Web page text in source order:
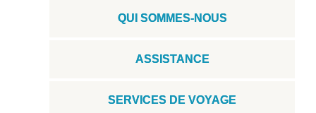
QUI SOMMES-NOUS
ASSISTANCE
SERVICES DE VOYAGE